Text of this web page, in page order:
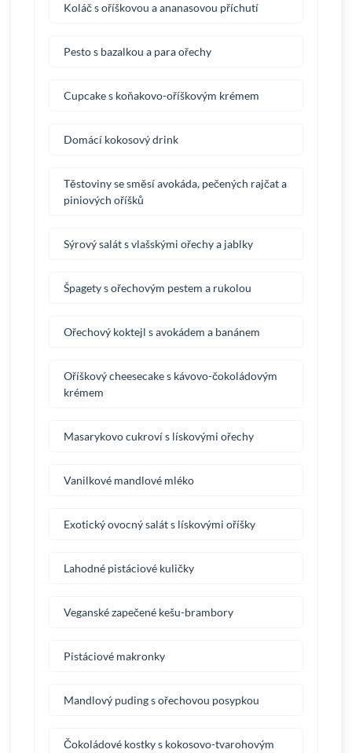
Koláč s oříškovou a ananasovou příchutí
Pesto s bazalkou a para ořechy
Cupcake s koňakovo-oříškovým krémem
Domácí kokosový drink
Těstoviny se směsí avokáda, pečených rajčat a
piniových oříšků
Sýrový salát s vlašskými ořechy a jablky
Špagety s ořechovým pestem a rukolou
Ořechový koktejl s avokádem a banánem
Oříškový cheesecake s kávovo-čokoládovým
krémem
Masarykovo cukroví s lískovými ořechy
Vanilkové mandlové mléko
Exotický ovocný salát s lískovými oříšky
Lahodné pistáciové kuličky
Veganské zapečené kešu-brambory
Pistáciové makronky
Mandlový puding s ořechovou posypkou
Čokoládové kostky s kokosovo-tvarohovým